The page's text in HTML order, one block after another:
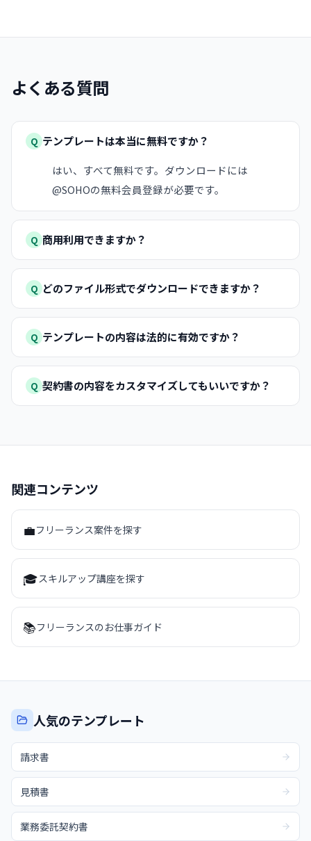
よくある質問
Q テンプレートは本当に無料ですか？
はい、すべて無料です。ダウンロードには
@SOHOの無料会員登録が必要です。
Q 商用利用できますか？
Q どのファイル形式でダウンロードできますか？
Q テンプレートの内容は法的に有効ですか？
Q 契約書の内容をカスタマイズしてもいいですか？
関連コンテンツ
💼フリーランス案件を探す
🎓スキルアップ講座を探す
📚フリーランスのお仕事ガイド
人気のテンプレート
請求書
見積書
業務委託契約書